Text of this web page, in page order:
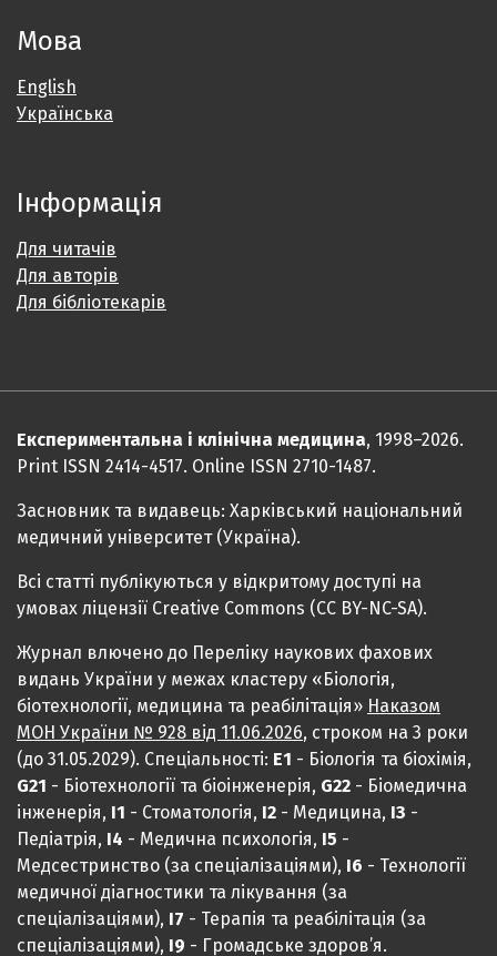
Мова
English
Українська
Інформація
Для читачів
Для авторів
Для бібліотекарів
Експериментальна і клінічна медицина, 1998–2026.
Print ISSN 2414-4517. Online ISSN 2710-1487.
Засновник та видавець: Харківський національний
медичний університет (Україна).
Всі статті публікуються у відкритому доступі на
умовах ліцензії Creative Commons (CC BY-NC-SA).
Журнал влючено до Переліку наукових фахових
видань України у межах кластеру «Біологія,
біотехнології, медицина та реабілітація» Наказом
МОН України № 928 від 11.06.2026, строком на 3 роки
(до 31.05.2029). Спеціальності: Е1 - Біологія та біохімія,
G21 - Біотехнології та біоінженерія, G22 - Біомедична
інженерія, I1 - Стоматологія, I2 - Медицина, IЗ -
Педіатрія, I4 - Медична психологія, I5 -
Медсестринство (за спеціалізаціями), I6 - Технології
медичної діагностики та лікування (за
спеціалізаціями), I7 - Терапія та реабілітація (за
спеціалізаціями), I9 - Громадське здоров’я.